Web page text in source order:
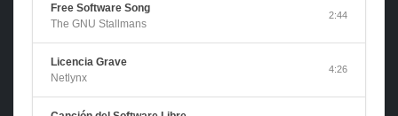
Free Software Song
The GNU Stallmans
2:44
Licencia Grave
Netlynx
4:26